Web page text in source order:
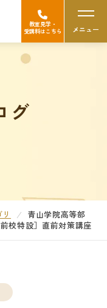
教室見学・
受講料はこちら メニュー
グ
青山学院高等部
前校特設］直前対策講座